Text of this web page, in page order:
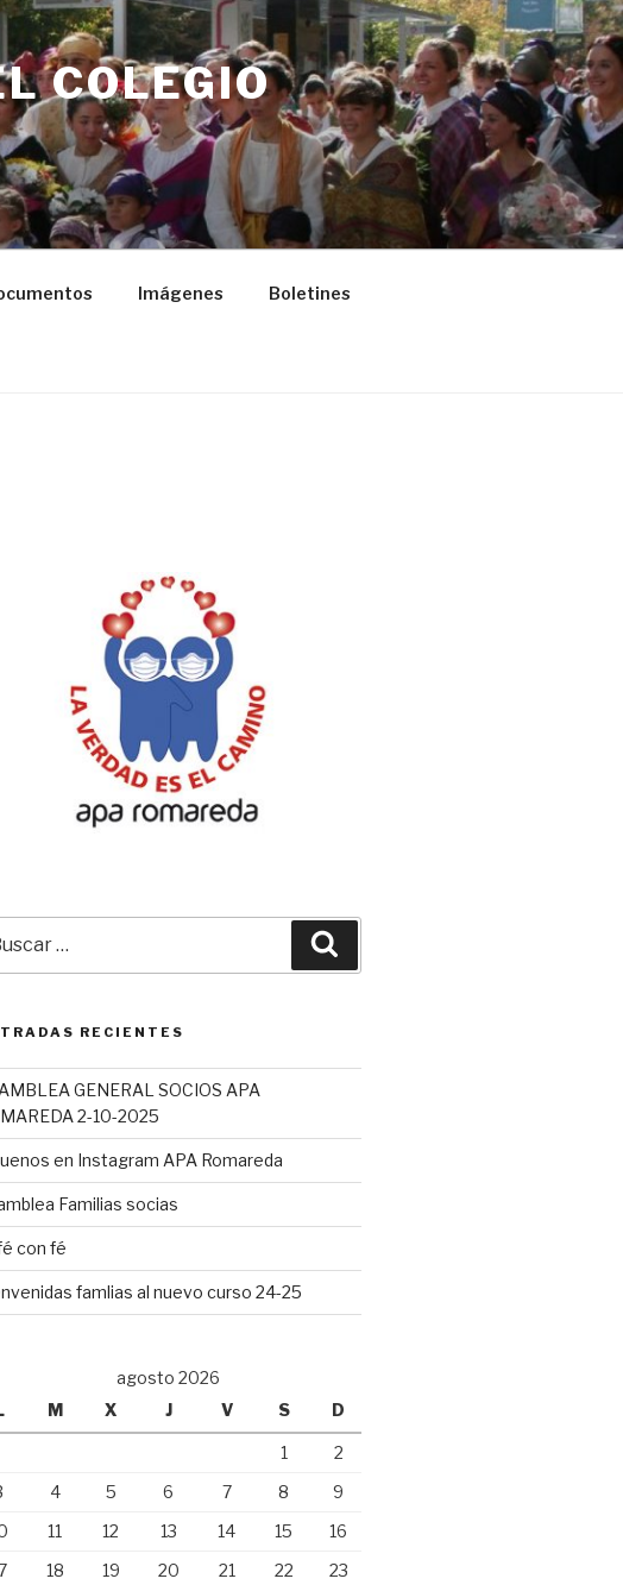
COLEGIO
Imágenes Boletines
RECIENTES
GENERAL SOCIOS APA
2-10-2025
en Instagram APA Romareda
Familias socias
con fé
famlias al nuevo curso 24-25
agosto 2026
M X J V S D
1
2
4 5 6 7 8
9
11 12 13 14 15
16
18 19 20 21 22
23